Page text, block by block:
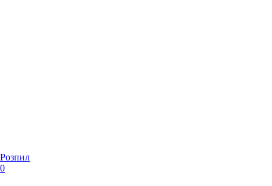
Розпил
0